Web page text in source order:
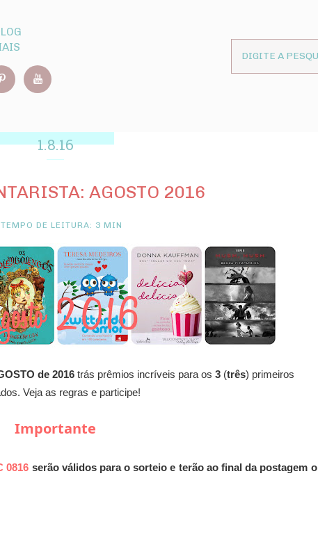
1.8.16
AGOSTO 2016
DE LEITURA: 3 MIN
de 2016trás prêmios incríveis para os3 (três) primeiros
Veja as regras e participe!
Importante
0816 serão válidos para o sorteio e terão ao final da postagem o